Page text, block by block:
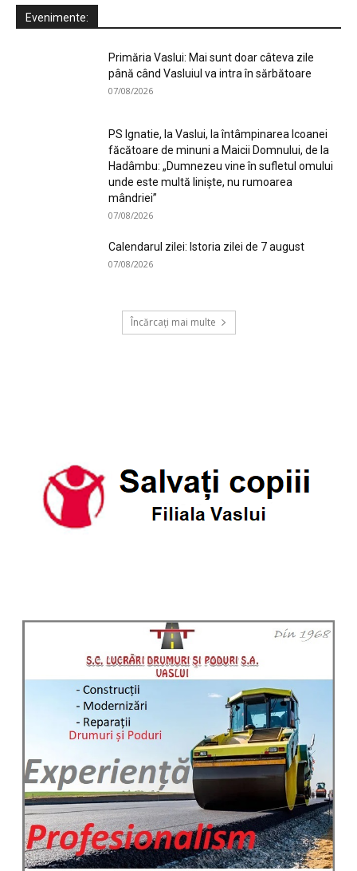
Evenimente:
Primăria Vaslui: Mai sunt doar câteva zile
până când Vasluiul va intra în sărbătoare
07/08/2026
PS Ignatie, la Vaslui, la întâmpinarea Icoanei
făcătoare de minuni a Maicii Domnului, de la
Hadâmbu: „Dumnezeu vine în sufletul omului
unde este multă liniște, nu rumoarea
mândriei”
07/08/2026
Calendarul zilei: Istoria zilei de 7 august
07/08/2026
Încărcați mai multe